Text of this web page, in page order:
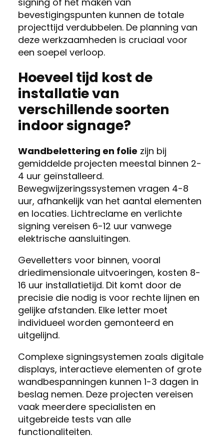
bevestigingspunten kunnen de totale
projecttijd verdubbelen. De planning van
deze werkzaamheden is cruciaal voor
een soepel verloop.
Hoeveel tijd kost de
installatie van
verschillende soorten
indoor signage?
Wandbelettering en folie zijn bij
gemiddelde projecten meestal binnen 2-
4 uur geïnstalleerd.
Bewegwijzeringssystemen vragen 4-8
uur, afhankelijk van het aantal elementen
en locaties. Lichtreclame en verlichte
signing vereisen 6-12 uur vanwege
elektrische aansluitingen.
Gevelletters voor binnen, vooral
driedimensionale uitvoeringen, kosten 8-
16 uur installatietijd. Dit komt door de
precisie die nodig is voor rechte lijnen en
gelijke afstanden. Elke letter moet
individueel worden gemonteerd en
uitgelijnd.
Complexe signingsystemen zoals digitale
displays, interactieve elementen of grote
wandbespanningen kunnen 1-3 dagen in
beslag nemen. Deze projecten vereisen
vaak meerdere specialisten en
uitgebreide tests van alle
functionaliteiten.